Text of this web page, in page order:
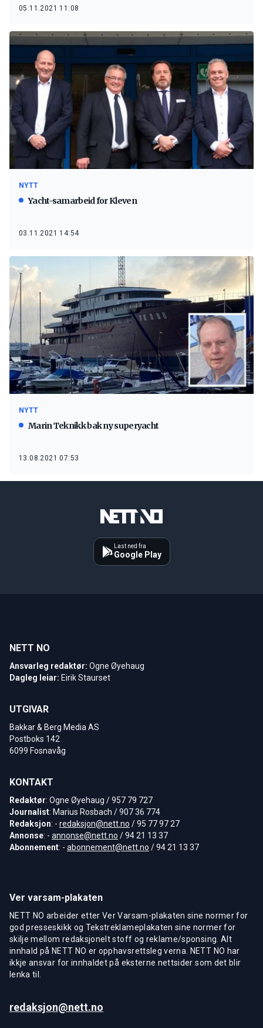
05.11.2021 11:08
NYTT
Yacht-samarbeid for Kleven
03.11.2021 14:54
NYTT
Marin Teknikk bak ny superyacht
13.08.2021 07:53
Last ned fra
Google Play
NETT NO
Ansvarleg redaktør: Ogne Øyehaug
Dagleg leiar: Eirik Staurset
UTGIVAR
Bakkar & Berg Media AS
Postboks 142
6099 Fosnavåg
KONTAKT
Redaktør: Ogne Øyehaug / 957 79 727
Journalist: Marius Rosbach / 907 36 774
Redaksjon: - redaksjon@nett.no / 95 77 97 27
Annonse: - annonse@nett.no / 94 21 13 37
Abonnement: - abonnement@nett.no / 94 21 13 37
Ver varsam-plakaten
NETT NO arbeider etter Ver Varsam-plakaten sine normer for
god presseskikk og Tekstreklameplakaten sine normer for
skilje mellom redaksjonelt stoff og reklame/sponsing. Alt
innhald på NETT NO er opphavsrettsleg verna. NETT NO har
ikkje ansvar for innhaldet på eksterne nettsider som det blir
lenka til.
redaksjon@nett.no